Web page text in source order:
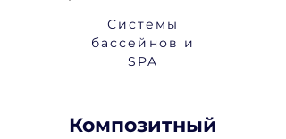
Системы
бассейнов и
SPA
Композитный